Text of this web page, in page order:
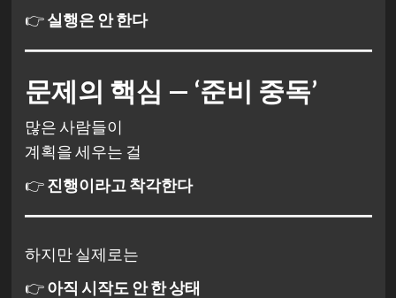
👉실행은 안 한다
문제의 핵심 — ‘준비 중독’
많은 사람들이
계획을 세우는 걸
👉진행이라고 착각한다
하지만 실제로는
👉아직 시작도 안 한 상태